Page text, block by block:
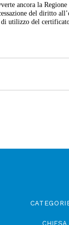
ancora la Regione
del diritto
utilizzo del
CHIESA